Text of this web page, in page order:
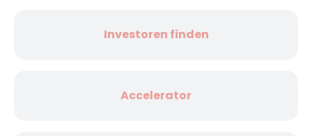
Investoren finden
Accelerator